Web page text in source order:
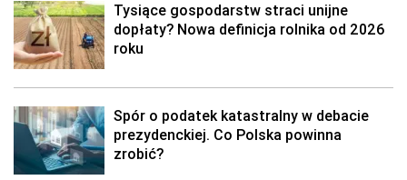
Tysiące gospodarstw straci unijne
dopłaty? Nowa definicja rolnika od 2026
roku
Spór o podatek katastralny w debacie
prezydenckiej. Co Polska powinna
zrobić?